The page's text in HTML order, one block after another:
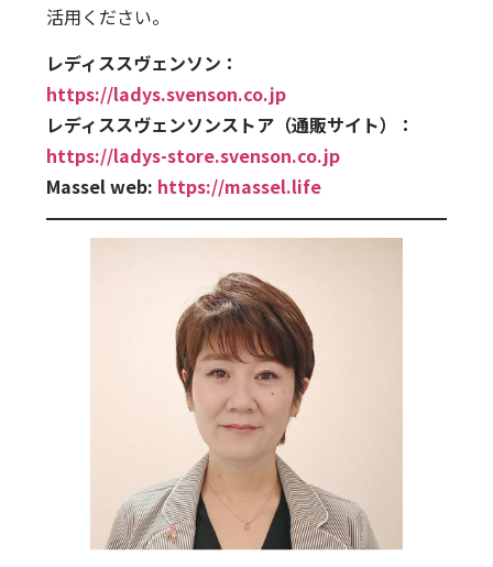
活用ください。
レディススヴェンソン：
https://ladys.svenson.co.jp
レディススヴェンソンストア（通販サイト）：
https://ladys-store.svenson.co.jp
Massel web: https://massel.life